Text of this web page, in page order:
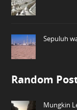
Sepuluh
Random
Mungkin